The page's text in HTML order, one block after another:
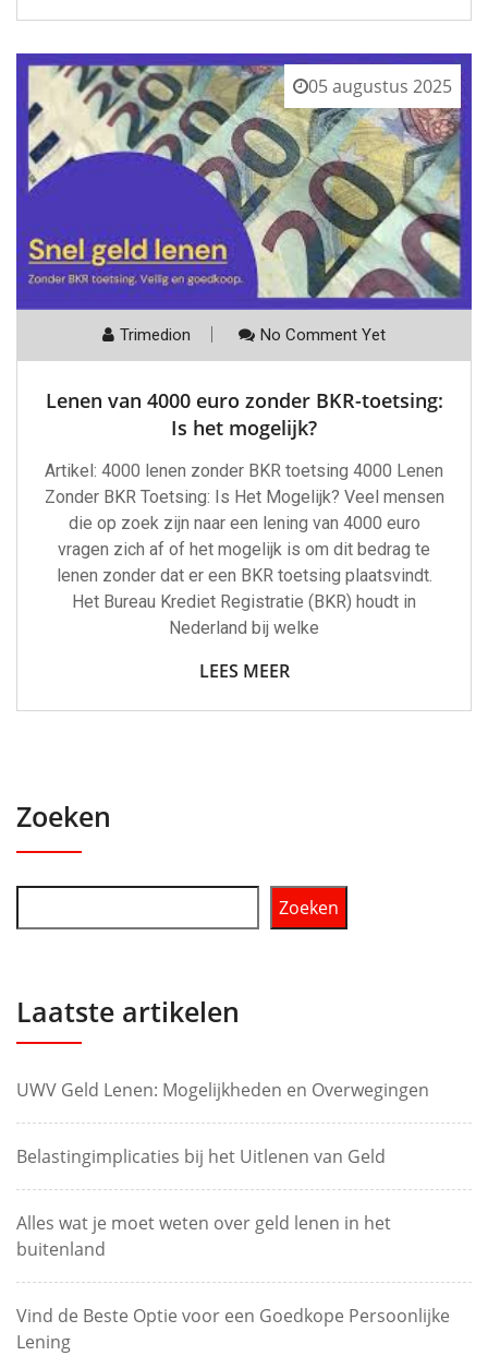
05 augustus 2025
Trimedion No Comment Yet
Lenen van 4000 euro zonder BKR-toetsing:
Is het mogelijk?
Artikel: 4000 lenen zonder BKR toetsing 4000 Lenen
Zonder BKR Toetsing: Is Het Mogelijk? Veel mensen
die op zoek zijn naar een lening van 4000 euro
vragen zich af of het mogelijk is om dit bedrag te
lenen zonder dat er een BKR toetsing plaatsvindt.
Het Bureau Krediet Registratie (BKR) houdt in
Nederland bij welke
LEES MEER
Zoeken
Zoeken
Laatste artikelen
UWV Geld Lenen: Mogelijkheden en Overwegingen
Belastingimplicaties bij het Uitlenen van Geld
Alles wat je moet weten over geld lenen in het
buitenland
Vind de Beste Optie voor een Goedkope Persoonlijke
Lening